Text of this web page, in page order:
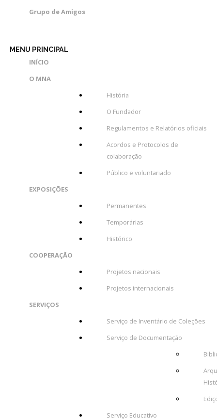
Cooperação
Notícias/Destaques
Grupo de Amigos
MENU PRINCIPAL
INÍCIO
O MNA
História
O Fundador
Regulamentos e Relatórios oficiais
Acordos e Protocolos de
colaboração
Público e voluntariado
EXPOSIÇÕES
Permanentes
Temporárias
Histórico
COOPERAÇÃO
Projetos nacionais
Projetos internacionais
SERVIÇOS
Serviço de Inventário de Coleções
Serviço de Documentação
Serviço Educativo